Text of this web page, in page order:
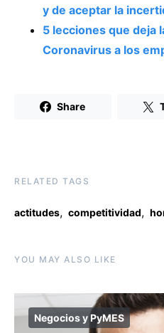
y de aceptar la
5 lecciones que deja
Coronavirus a los
Share
RELATED TAGS
actitudes, competitividad,
YOU MAY ALSO LIKE
Negocios y PyMES